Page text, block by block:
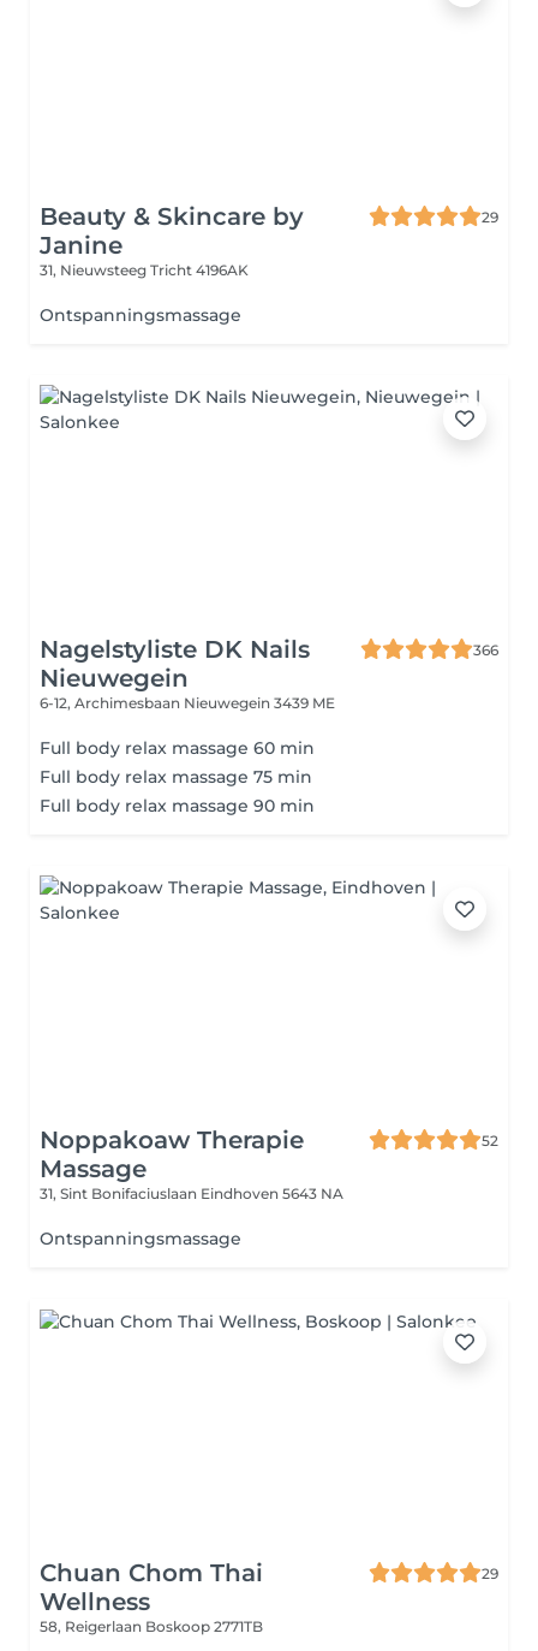
Beauty & Skincare by
Janine
29
31, Nieuwsteeg Tricht 4196AK
Ontspanningsmassage
Nagelstyliste DK Nails
Nieuwegein
366
6-12, Archimesbaan Nieuwegein 3439 ME
Full body relax massage 60 min
Full body relax massage 75 min
Full body relax massage 90 min
Noppakoaw Therapie
Massage
52
31, Sint Bonifaciuslaan Eindhoven 5643 NA
Ontspanningsmassage
Chuan Chom Thai
Wellness
29
58, Reigerlaan Boskoop 2771TB